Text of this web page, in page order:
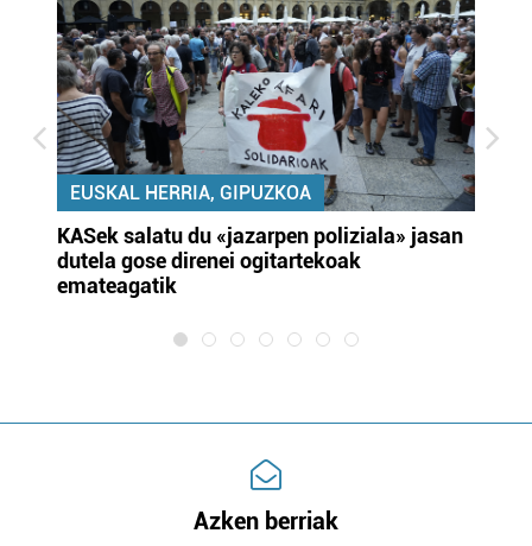
EUSKAL HERRIA, GIPUZKOA
KASek salatu du «jazarpen poliziala» jasan
dutela gose direnei ogitartekoak
emateagatik
Azken berriak